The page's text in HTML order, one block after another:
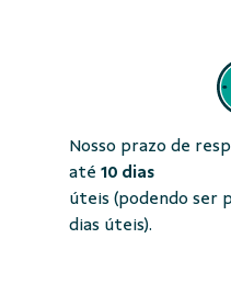
Nosso prazo de
até 10 dias
úteis (podendo ser
dias úteis).